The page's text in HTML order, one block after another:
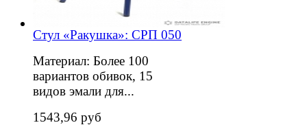
Стул «Ракушка»: СРП 050
Материал: Более 100
вариантов обивок, 15
видов эмали для...
1543,96 руб